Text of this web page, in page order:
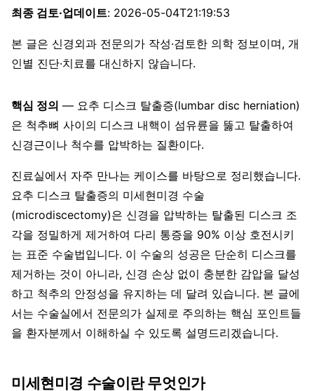
최종 검토·업데이트: 2026-05-04T21:19:53
본 글은 신경외과 전문의가 작성·검토한 의학 정보이며, 개
인별 진단·치료를 대신하지 않습니다.
핵심 정의 — 요추 디스크 탈출증(lumbar disc herniation)
은 척추뼈 사이의 디스크 내핵이 섬유륜을 뚫고 탈출하여
신경근이나 척수를 압박하는 질환이다.
진료실에서 자주 만나는 케이스를 바탕으로 정리했습니다.
요추 디스크 탈출증의 미세현미경 수술
(microdiscectomy)은 신경을 압박하는 탈출된 디스크 조
각을 정밀하게 제거하여 다리 통증을 90% 이상 호전시키
는 표준 수술법입니다. 이 수술의 성공은 단순히 디스크를
제거하는 것이 아니라, 신경 손상 없이 충분한 감압을 달성
하고 척추의 안정성을 유지하는 데 달려 있습니다. 본 글에
서는 수술실에서 전문의가 실제로 주의하는 핵심 포인트들
을 환자분께서 이해하실 수 있도록 설명드리겠습니다.
미세현미경 수술이란 무엇인가